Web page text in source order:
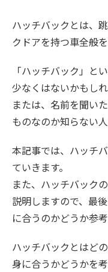
ハッチバックとは、
クドアを持つ車全般を
「ハッチバック」と
少なくはないかもしれ
または、名前を聞い
ものなのか知らない
本記事では、ハッチ
ていきます。
また、ハッチバック
説明しますので、最
に合うのかどうか参
ハッチバックとはど
身に合うかどうかを